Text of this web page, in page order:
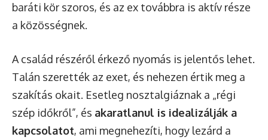
baráti kör szoros, és az ex továbbra is aktív része
a közösségnek.
A család részéről érkező nyomás is jelentős lehet.
Talán szerették az exet, és nehezen értik meg a
szakítás okait. Esetleg nosztalgiáznak a „régi
szép időkről”, és akaratlanul is idealizálják a
kapcsolatot, ami megnehezíti, hogy lezárd a